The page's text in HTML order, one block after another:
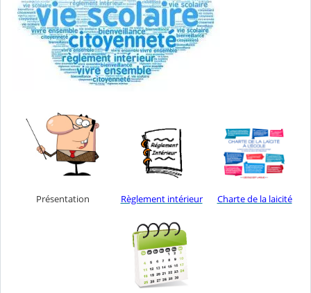
Présentation Règlement intérieur Charte de la laicité